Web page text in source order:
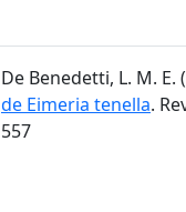
De Benedetti, L. M. E.
de Eimeria tenella.
557